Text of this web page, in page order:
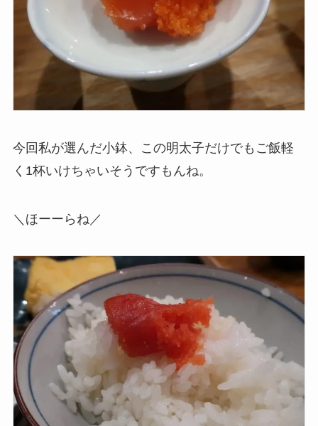
今回私が選んだ小鉢、この明太子だけでもご飯軽
く1杯いけちゃいそうですもんね。
＼ほーーらね／